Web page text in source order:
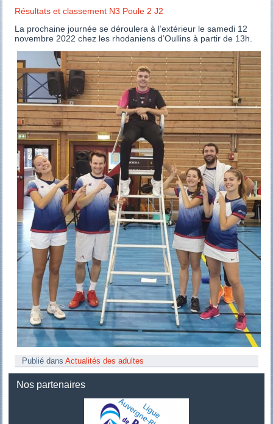
Résultats et classement N3 Poule 2 J2
La prochaine journée se déroulera à l’extérieur le samedi 12
novembre 2022 chez les rhodaniens d’Oullins à partir de 13h.
Publié dans Actualités des adultes
Nos partenaires